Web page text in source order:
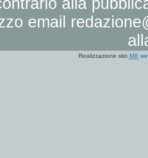
alla
email
Realizzazione sito MB